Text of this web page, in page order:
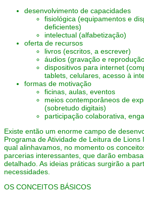
desenvolvimento de capacidades
fisiológica (equipamentos e
deficientes)
intelectual (alfabetização)
oferta de recursos
livros (escritos, a escrever)
áudios (gravação e
dispositivos para internet
tablets, celulares, acesso à
formas de motivação
ficinas, aulas, eventos
meios contemporâneos de
(sobretudo digitais)
participação colaborativa,
Existe então um enorme campo de
Programa de Atividade de Leitura de Lions
qual alinhavamos, no momento os
parcerias interessantes, que darão
detalhado. As ideias práticas surgirão a
necessidades.
OS CONCEITOS BÁSICOS